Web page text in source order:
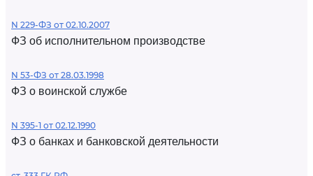
N 229-ФЗ от 02.10.2007
ФЗ об исполнительном производстве
N 53-ФЗ от 28.03.1998
ФЗ о воинской службе
N 395-1 от 02.12.1990
ФЗ о банках и банковской деятельности